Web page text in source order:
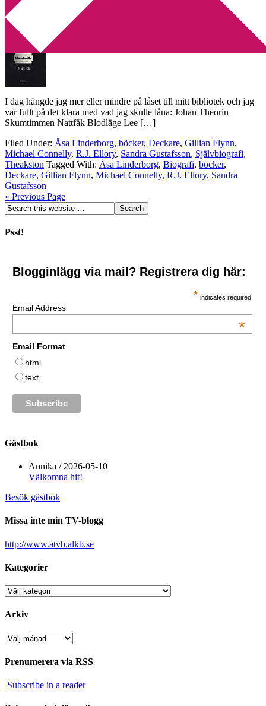
2010-07-28 Annika
I dag hängde jag mer eller mindre på låset till mitt bibliotek och jag
var fullt på det klara med vad jag skulle låna: Johan Theorin
Skumtimmen Nattfåk Blodläge Lee […]
Filed Under: Åsa Linderborg, böcker, Deckare, Gillian Flynn,
Michael Connelly, R.J. Ellory, Sandra Gustafsson, Självbiografi,
Theakston Tagged With: Åsa Linderborg, Biografi, böcker,
Deckare, Gillian Flynn, Michael Connelly, R.J. Ellory, Sandra
Gustafsson
« Previous Page
Psst!
Blogginlägg via mail? Registrera dig här:
* indicates required
Email Address
*
Email Format
html
text
Gästbok
Annika / 2026-05-10
Välkomna hit!
Besök gästbok
Missa inte min TV-blogg
http://www.atvb.alkb.se
Kategorier
Kategorier
Arkiv
Arkiv
Prenumerera via RSS
Subscribe in a reader